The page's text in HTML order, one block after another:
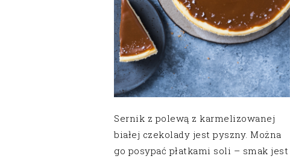
Sernik z polewą z karmelizowanej
białej czekolady jest pyszny. Można
go posypać płatkami soli – smak jest